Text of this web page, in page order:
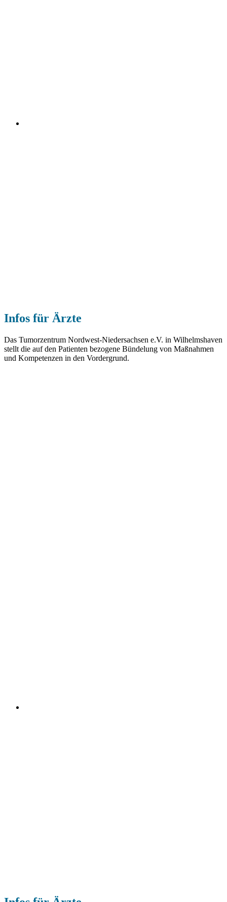
Infos für Ärzte
Das Tumorzentrum Nordwest-Niedersachsen e.V. in Wilhelmshaven
stellt die auf den Patienten bezogene Bündelung von Maßnahmen
und Kompetenzen in den Vordergrund.